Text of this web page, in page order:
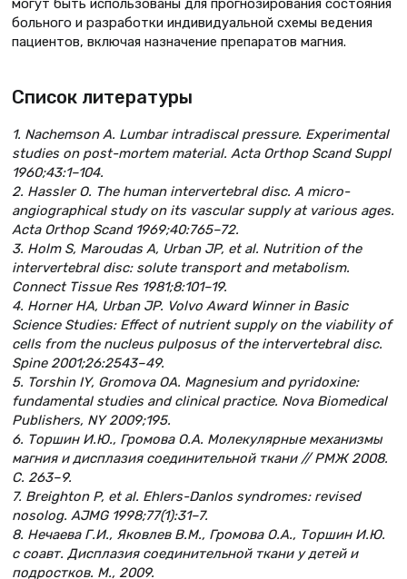
могут быть использованы для прогнозирования состояния
больного и разработки индивидуальной схемы ведения
пациентов, включая назначение препаратов магния.
Список литературы
1. Nachemson A. Lumbar intradiscal pressure. Experimental
studies on post-mortem material. Acta Orthop Scand Suppl
1960;43:1–104.
2. Hassler O. The human intervertebral disc. A micro-
angiographical study on its vascular supply at various ages.
Acta Orthop Scand 1969;40:765–72.
3. Holm S, Maroudas A, Urban JP, et al. Nutrition of the
intervertebral disc: solute transport and metabolism.
Connect Tissue Res 1981;8:101–19.
4. Horner HA, Urban JP. Volvo Award Winner in Basic
Science Studies: Effect of nutrient supply on the viability of
cells from the nucleus pulposus of the intervertebral disc.
Spine 2001;26:2543–49.
5. Torshin IY, Gromova OA. Magnesium and pyridoxine:
fundamental studies and clinical practice. Nova Biomedical
Publishers, NY 2009;195.
6. Торшин И.Ю., Громова О.А. Молекулярные механизмы
магния и дисплазия соединительной ткани // РМЖ 2008.
С. 263–9.
7. Breighton P, et al. Ehlers-Danlos syndromes: revised
nosolog. AJMG 1998;77(1):31–7.
8. Нечаева Г.И., Яковлев В.М., Громова О.А., Торшин И.Ю.
с соавт. Дисплазия соединительной ткани у детей и
подростков. М., 2009.